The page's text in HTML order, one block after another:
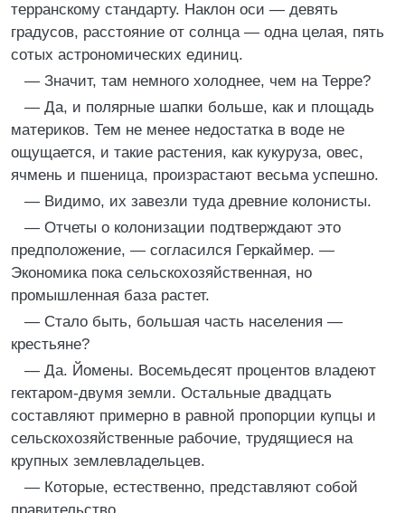
терранскому стандарту. Наклон оси — девять
градусов, расстояние от солнца — одна целая, пять
сотых астрономических единиц.
— Значит, там немного холоднее, чем на Терре?
— Да, и полярные шапки больше, как и площадь
материков. Тем не менее недостатка в воде не
ощущается, и такие растения, как кукуруза, овес,
ячмень и пшеница, произрастают весьма успешно.
— Видимо, их завезли туда древние колонисты.
— Отчеты о колонизации подтверждают это
предположение, — согласился Геркаймер. —
Экономика пока сельскохозяйственная, но
промышленная база растет.
— Стало быть, большая часть населения —
крестьяне?
— Да. Йомены. Восемьдесят процентов владеют
гектаром-двумя земли. Остальные двадцать
составляют примерно в равной пропорции купцы и
сельскохозяйственные рабочие, трудящиеся на
крупных землевладельцев.
— Которые, естественно, представляют собой